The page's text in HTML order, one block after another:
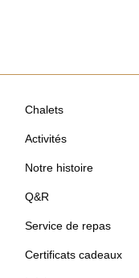
Chalets
Activités
Notre histoire
Q&R
Service de repas
Certificats cadeaux